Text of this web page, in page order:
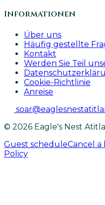
Informationen
Über uns
Häufig gestellte
Kontakt
Werden Sie Teil
Cookie-Richtlinie
Anreise
© 2026 Eagle's Nest
Guest scheduleCancel a
Policy